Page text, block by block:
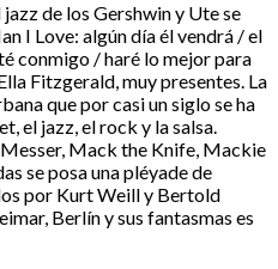
jazz de los Gershwin y Ute se
I Love: algún día él vendrá / el
conmigo / haré lo mejor para
Fitzgerald, muy presentes. La
que por casi un siglo se ha
el jazz, el rock y la salsa.
Mack the Knife, Mackie
se posa una pléyade de
por Kurt Weill y Bertold
Berlín y sus fantasmas es